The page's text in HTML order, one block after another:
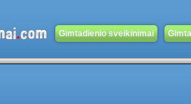
Gimtadienio sveikinimai